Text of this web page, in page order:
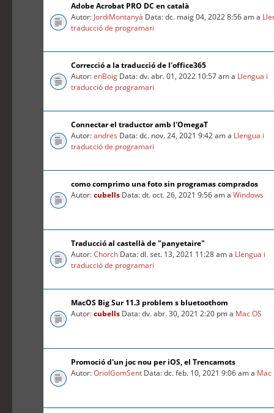
Adobe Acrobat PRO DC en català
Autor: JordiMontanyà Data: dc. maig 04, 2022 8:56 am a
traducció de programari
Correcció a la traducció de l'office365
Autor:enBoig Data: dv. abr. 01, 2022 10:57 am a Llengua i
traducció de programari
Connectar el traductor amb l'OmegaT
Autor:andres Data: dc. nov. 24, 2021 9:42 am a Llengua i
traducció de programari
como comprimo una foto sin programas comprados
Autor:cubells Data: dt. oct. 26, 2021 9:56 am aWindows
Traducció al castellà de "panyetaire"
Autor:Chorch Data: dl. set. 13, 2021 11:28 am a Llengua i
traducció de programari
MacOS Big Sur 11.3 problem s bluetoothom
Autor:cubells Data: dv. abr. 30, 2021 2:20 pm a Mac OS
Promoció d'un joc nou per iOS, el Trencamots
Autor:OriolGomSent Data: dc. feb. 10, 2021 9:06 am a Mac